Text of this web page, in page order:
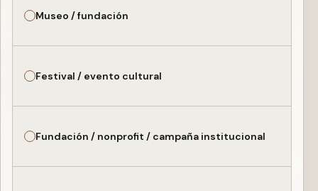
Museo / fundación
Festival / evento cultural
Fundación / nonprofit / campaña institucional